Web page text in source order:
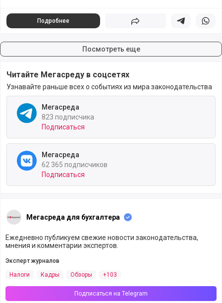
Подробнее Поделиться Поделиться в
Посмотреть еще
Читайте Мегасреду в соцсетях
Узнавайте раньше всех о событиях из мира законодательства
Мегасреда
823 подписчика
Подписаться
Мегасреда
62 365 подписчиков
Подписаться
Мегасреда для бухгалтера
Ежедневно публикуем свежие новости законодательства,
мнения и комментарии экспертов.
Эксперт журналов
Налоги
Кадры Обзоры +103
Подписаться на Telegram